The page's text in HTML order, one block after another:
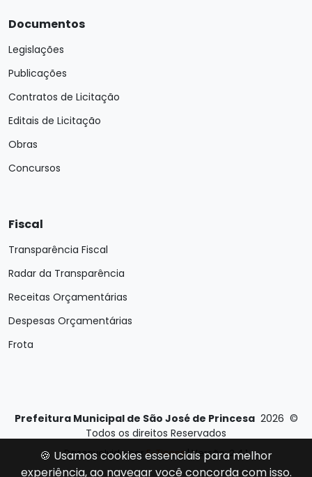
Documentos
Legislações
Publicações
Contratos de Licitação
Editais de Licitação
Obras
Concursos
Fiscal
Transparência Fiscal
Radar da Transparência
Receitas Orçamentárias
Despesas Orçamentárias
Frota
Prefeitura Municipal de São José de Princesa 2026 ©
Todos os direitos Reservados
Desenvolvido porE-Ticons| Versão: 2.4.1
🍪 Usamos cookies essenciais para melhor
experiência, ao navegar você concorda com isso.